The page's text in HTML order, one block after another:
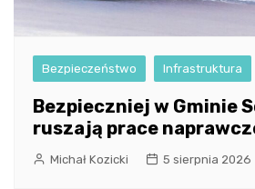
Bezpieczeństwo Infrastruktura
Bezpieczniej w Gminie
ruszają prace
Michał Kozicki 5 sierpnia 2026